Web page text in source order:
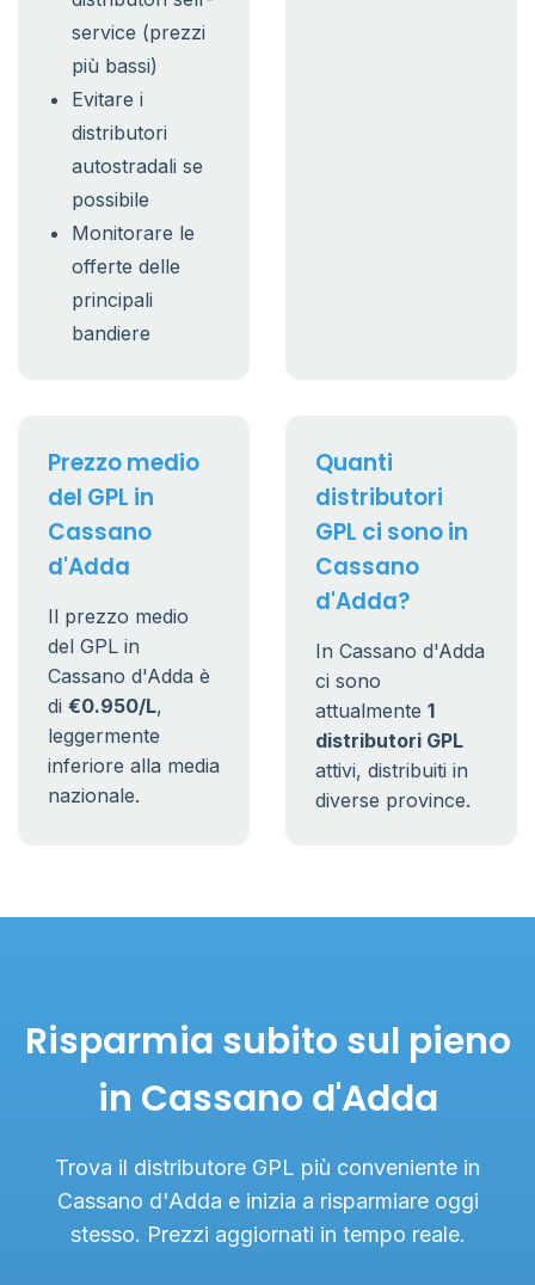
service (prezzi
più bassi)
Evitare i
distributori
autostradali se
possibile
Monitorare le
offerte delle
principali
bandiere
Prezzo medio
del GPL in
Cassano
d'Adda
Il prezzo medio
del GPL in
Cassano d'Adda è
di €0.950/L,
leggermente
inferiore alla media
nazionale.
Quanti
distributori
GPL ci sono in
Cassano
d'Adda?
In Cassano d'Adda
ci sono
attualmente 1
distributori GPL
attivi, distribuiti in
diverse province.
Risparmia subito sul pieno
in Cassano d'Adda
Trova il distributore GPL più conveniente in
Cassano d'Adda e inizia a risparmiare oggi
stesso. Prezzi aggiornati in tempo reale.